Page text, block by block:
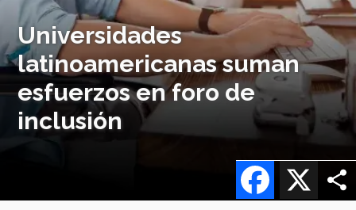
Universidades
latinoamericanas suman
esfuerzos en foro de
inclusión
X
Facebook